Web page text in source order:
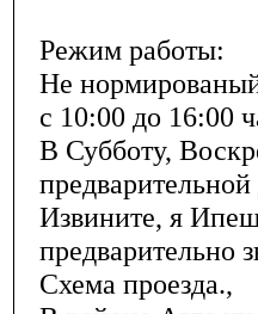
Режим работы:
Не
с 10:00 до 16:00
В Субботу,
Извините, я
предварительно
Схема проезда.,